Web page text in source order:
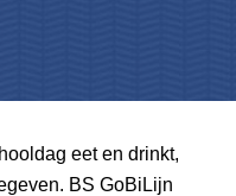
eet en drinkt,
BS GoBiLijn